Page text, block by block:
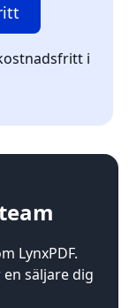
i
LynxPDF.
säljare dig